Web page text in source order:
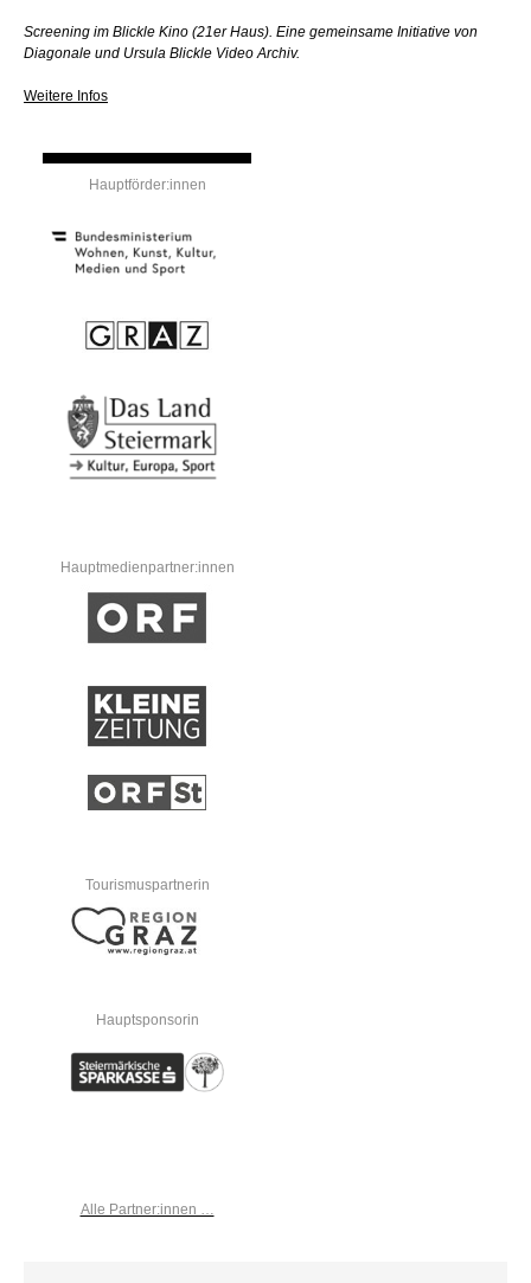
Screening im Blickle Kino (21er Haus). Eine gemeinsame Initiative von
Diagonale und Ursula Blickle Video Archiv.
Weitere Infos
Hauptförder:innen
Hauptmedienpartner:innen
Tourismuspartnerin
Hauptsponsorin
Alle Partner:innen …